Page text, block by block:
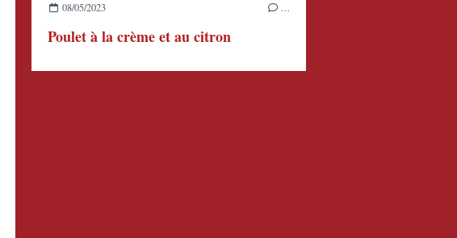
08/05/2023 …
Poulet à la crème et au citron